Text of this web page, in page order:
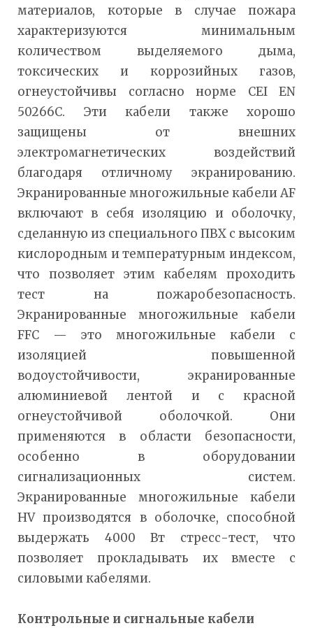
материалов, которые в случае пожара
характеризуются минимальным
количеством выделяемого дыма,
токсических и коррозийных газов,
огнеустойчивы согласно норме CEI EN
50266C. Эти кабели также хорошо
защищены от внешних
электромагнетических воздействий
благодаря отличному экранированию.
Экранированные многожильные кабели AF
включают в себя изоляцию и оболочку,
сделанную из специального ПВХ с высоким
кислородным и температурным индексом,
что позволяет этим кабелям проходить
тест на пожаробезопасность.
Экранированные многожильные кабели
FFC — это многожильные кабели с
изоляцией повышенной
водоустойчивости, экранированные
алюминиевой лентой и с красной
огнеустойчивой оболочкой. Они
применяются в области безопасности,
особенно в оборудовании
сигнализационных систем.
Экранированные многожильные кабели
HV производятся в оболочке, способной
выдержать 4000 Вт стресс-тест, что
позволяет прокладывать их вместе с
силовыми кабелями.
Контрольные и сигнальные кабели